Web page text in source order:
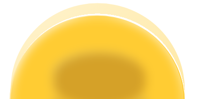
Mempertaruhkan
Pengembalian tinggi & akses instan